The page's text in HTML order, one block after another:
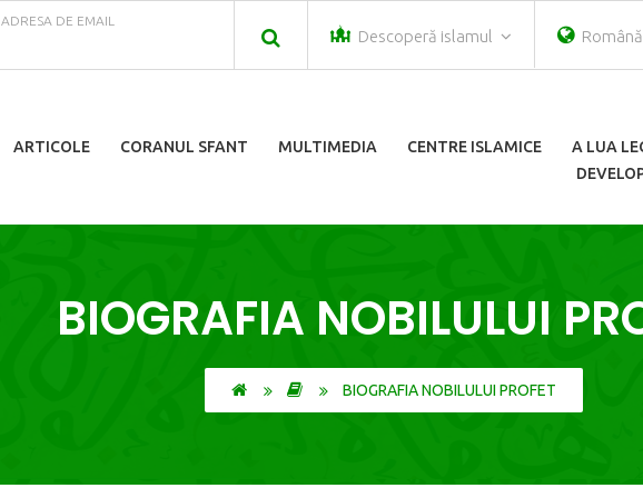
ADRESA DE EMAIL
Descoperă islamul
ARTICOLE CORANUL SFANT MULTIMEDIA CENTRE ISLAMICE
A LUA
BIOGRAFIA NOBILULUI
BIOGRAFIA NOBILULUI PROFET